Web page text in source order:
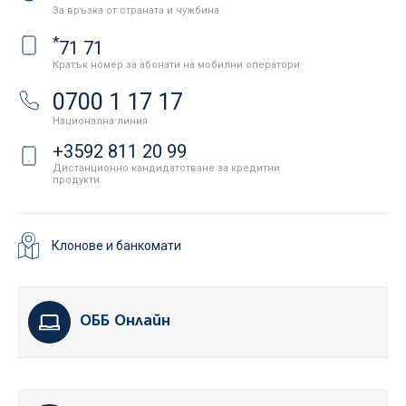
За връзка от страната и чужбина
*71 71
Кратък номер за абонати на мобилни оператори
0700 1 17 17
Национална линия
+3592 811 20 99
Дистанционно кандидатстване за кредитни
продукти
Клонове и банкомати
ОББ Онлайн